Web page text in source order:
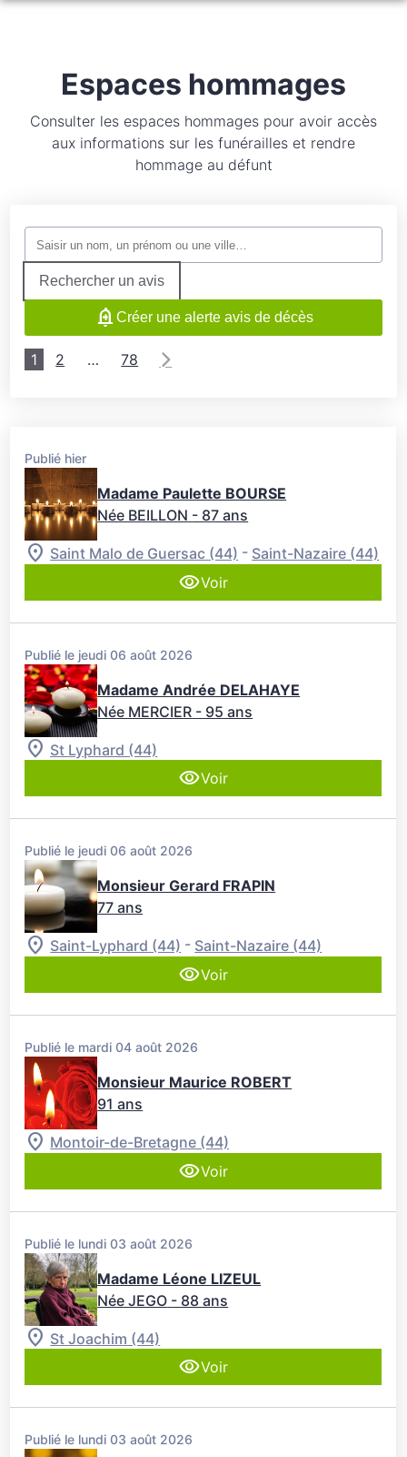
ORGANISER DES OBSÈQUES
PRÉVOIR SES OBSÈQUES
SERVICES AUX FAMILLES
NOS AGENCES
GUÉRANDE
POULIGUEN
SAINT-NAZAIRE
MONTOIR-DE-BRETAGNE
NOS CHAMBRES FUNERAIRES
HERBIGNAC
LA TURBALLE
MONTOIR-DE-BRETAGNE
DÉVIS IMMÉDIAT
Espaces hommages
Consulter les espaces hommages pour avoir accès
aux informations sur les funérailles et rendre
hommage au défunt
Rechercher un avis
Créer une alerte avis de décès
1 2 … 78
Publié hier
Madame Paulette BOURSE
Née BEILLON - 87 ans
Saint Malo de Guersac (44) - Saint-Nazaire (44)
Voir
Publié le jeudi 06 août 2026
Madame Andrée DELAHAYE
Née MERCIER - 95 ans
St Lyphard (44)
Voir
Publié le jeudi 06 août 2026
Monsieur Gerard FRAPIN
77 ans
Saint-Lyphard (44) - Saint-Nazaire (44)
Voir
Publié le mardi 04 août 2026
Monsieur Maurice ROBERT
91 ans
Montoir-de-Bretagne (44)
Voir
Publié le lundi 03 août 2026
Madame Léone LIZEUL
Née JEGO - 88 ans
St Joachim (44)
Voir
Publié le lundi 03 août 2026